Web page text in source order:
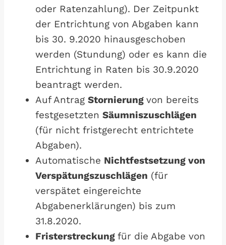
oder Ratenzahlung). Der Zeitpunkt
der Entrichtung von Abgaben kann
bis 30. 9.2020 hinausgeschoben
werden (Stundung) oder es kann die
Entrichtung in Raten bis 30.9.2020
beantragt werden.
Auf Antrag Stornierung von bereits
festgesetzten Säumniszuschlägen
(für nicht fristgerecht entrichtete
Abgaben).
Automatische Nichtfestsetzung von
Verspätungszuschlägen (für
verspätet eingereichte
Abgabenerklärungen) bis zum
31.8.2020.
Fristerstreckung für die Abgabe von